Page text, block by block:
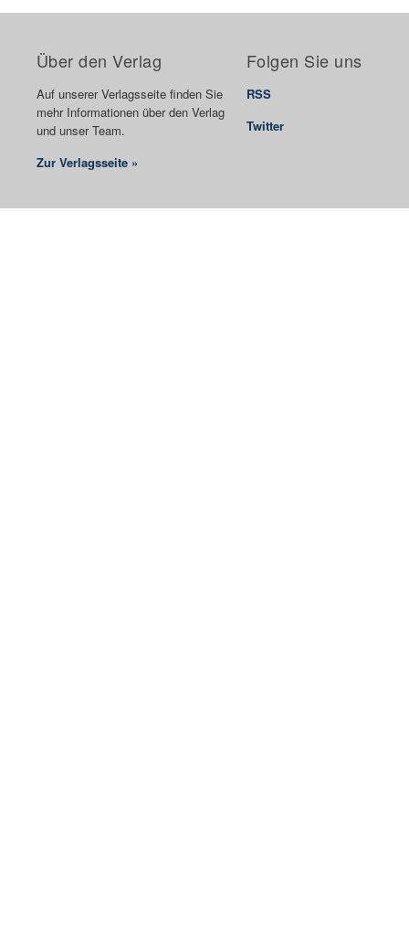
Über den Verlag
Auf unserer Verlagsseite finden Sie
mehr Informationen über den Verlag
und unser Team.
Zur Verlagsseite »
Folgen Sie uns
RSS
Twitter